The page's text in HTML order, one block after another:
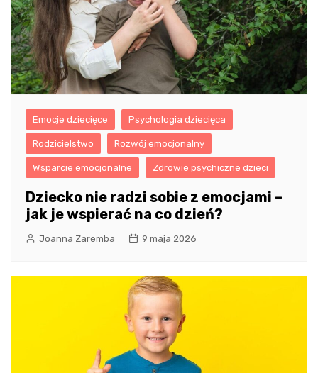
Emocje dziecięce Psychologia dziecięca
Rodzicielstwo Rozwój emocjonalny
Wsparcie emocjonalne Zdrowie psychiczne dzieci
Dziecko nie radzi sobie z emocjami –
jak je wspierać na co dzień?
Joanna Zaremba 9 maja 2026